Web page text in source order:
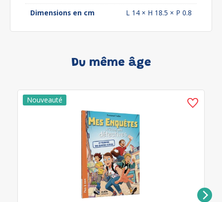
Dimensions en cm
L 14 × H 18.5 × P 0.8
Du même âge